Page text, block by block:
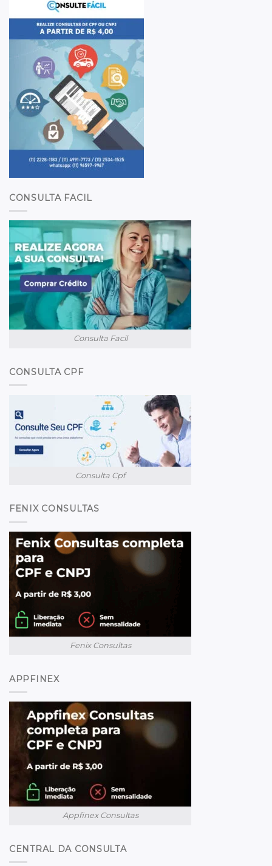
CONSULTA FACIL
Consulta Facil
CONSULTA CPF
Consulta Cpf
FENIX CONSULTAS
Fenix Consultas
APPFINEX
Appfinex Consultas
CENTRAL DA CONSULTA